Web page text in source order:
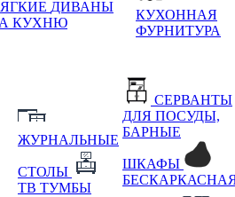
ДИВАНЫ
КУХНЮ
КУХОННАЯ
ФУРНИТУРА
ЖУРНАЛЬНЫЕ
СТОЛЫ
ТВ ТУМБЫ
СЕРВАНТЫ
ДЛЯ ПОСУДЫ,
БАРНЫЕ
ШКАФЫ